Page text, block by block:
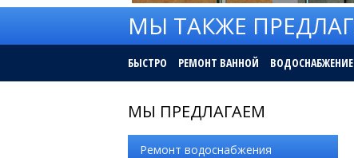
МЫ ТАКЖЕ
БЫСТРО РЕМОНТ ВАННОЙ ВОДОСНАБЖЕНИЕ
МЫ ПРЕДЛАГАЕМ
Ремонт водоснабжения